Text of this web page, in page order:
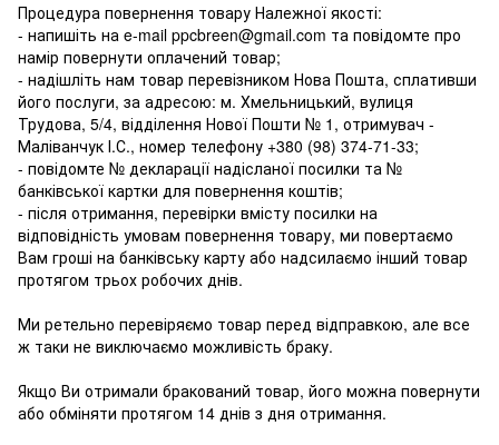
Процедура повернення товару Належної якості:
- напишіть на e-mail ppcbreen@gmail.com та повідомте про
намір повернути оплачений товар;
- надішліть нам товар перевізником Нова Пошта, сплативши
його послуги, за адресою: м. Хмельницький, вулиця
Трудова, 5/4, відділення Нової Пошти № 1, отримувач -
Маліванчук І.С., номер телефону +380 (98) 374-71-33;
- повідомте № декларації надісланої посилки та №
банківської картки для повернення коштів;
- після отримання, перевірки вмісту посилки на
відповідність умовам повернення товару, ми повертаємо
Вам гроші на банківську карту або надсилаємо інший товар
протягом трьох робочих днів.
Ми ретельно перевіряємо товар перед відправкою, але все
ж таки не виключаємо можливість браку.
Якщо Ви отримали бракований товар, його можна повернути
або обміняти протягом 14 днів з дня отримання.